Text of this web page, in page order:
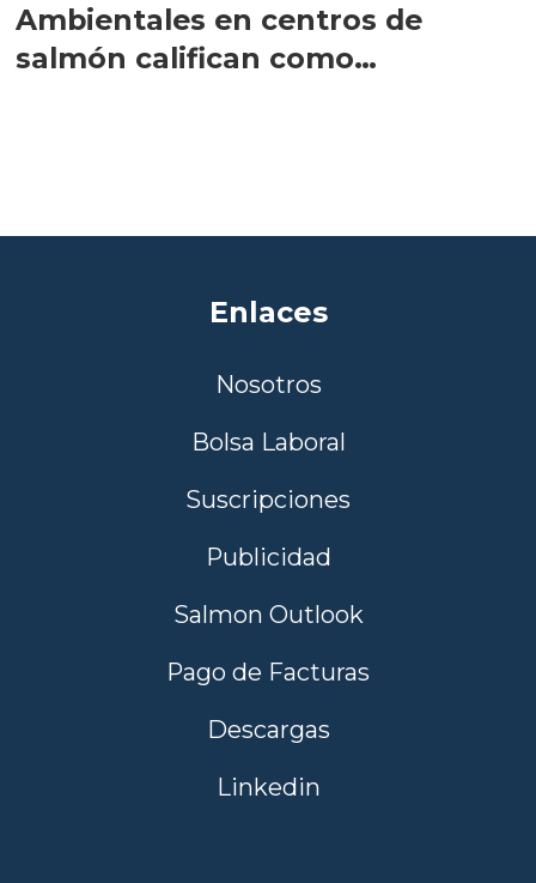
Ambientales en centros de
salmón califican como
Enlaces
Nosotros
Bolsa Laboral
Suscripciones
Publicidad
Salmon Outlook
Pago de Facturas
Descargas
Linkedin